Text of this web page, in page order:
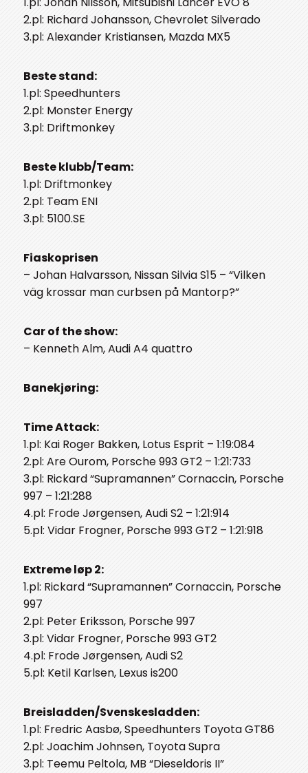
2.pl: Richard Johansson, Chevrolet Silverado
3.pl: Alexander Kristiansen, Mazda MX5
Beste stand:
1.pl: Speedhunters
2.pl: Monster Energy
3.pl: Driftmonkey
Beste klubb/Team:
1.pl: Driftmonkey
2.pl: Team ENI
3.pl: 5100.SE
Fiaskoprisen
– Johan Halvarsson, Nissan Silvia S15 – “Vilken
väg krossar man curbsen på Mantorp?”
Car of the show:
– Kenneth Alm, Audi A4 quattro
Banekjøring:
Time Attack:
1.pl: Kai Roger Bakken, Lotus Esprit – 1:19:084
2.pl: Are Ourom, Porsche 993 GT2 – 1:21:733
3.pl: Rickard “Supramannen” Cornaccin, Porsche
997 – 1:21:288
4.pl: Frode Jørgensen, Audi S2 – 1:21:914
5.pl: Vidar Frogner, Porsche 993 GT2 – 1:21:918
Extreme løp 2:
1.pl: Rickard “Supramannen” Cornaccin, Porsche
997
2.pl: Peter Eriksson, Porsche 997
3.pl: Vidar Frogner, Porsche 993 GT2
4.pl: Frode Jørgensen, Audi S2
5.pl: Ketil Karlsen, Lexus is200
Breisladden/Svenskesladden:
1.pl: Fredric Aasbø, Speedhunters Toyota GT86
2.pl: Joachim Johnsen, Toyota Supra
3.pl: Teemu Peltola, MB “Dieseldoris II”